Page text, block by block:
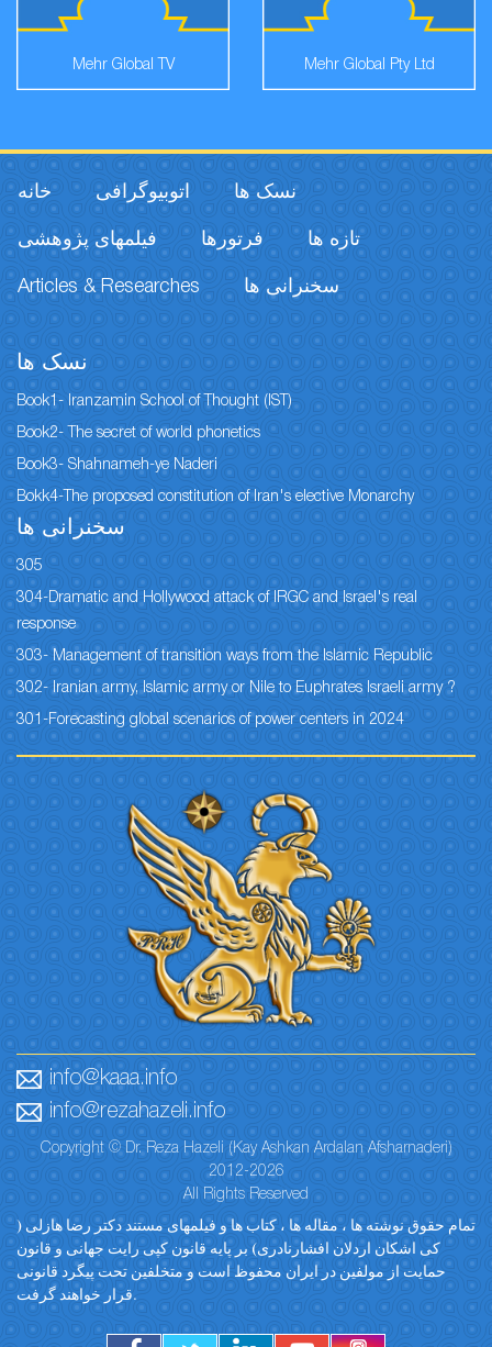
Mehr Global TV Mehr Global Pty Ltd
خانه اتوبیوگرافی نسک ها
فیلمهای پژوهشی فرتورها تازه ها
Articles & Researches سخنرانی ها
نسک ها
Book1- Iranzamin School of Thought (IST)
Book2- The secret of world phonetics
Book3- Shahnameh-ye Naderi
Bokk4-The proposed constitution of Iran's elective Monarchy
سخنرانی ها
305
304-Dramatic and Hollywood attack of IRGC and Israel's real
response
303- Management of transition ways from the Islamic Republic
302- Iranian army, Islamic army or Nile to Euphrates Israeli army ?
301-Forecasting global scenarios of power centers in 2024
info@kaaa.info
info@rezahazeli.info
Copyright © Dr. Reza Hazeli (Kay Ashkan Ardalan Afsharnaderi)
2012-2026
All Rights Reserved
تمام حقوق نوشته ها ، مقاله ها ، کتاب ها و فیلمهای مستند دکتر رضا هازلی (
کی اشکان اردلان افشارنادری) بر پایه قانون کپی رایت جهانی و قانون
حمایت از مولفین در ایران محفوظ است و متخلفین تحت پیگرد قانونی
قرار خواهند گرفت.